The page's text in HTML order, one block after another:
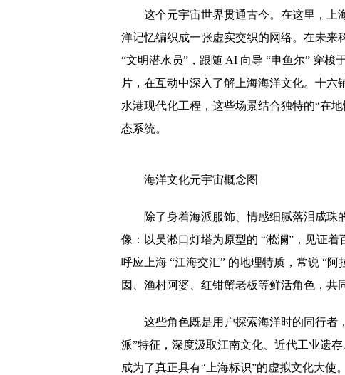
这个元宇宙世界贯通古今。在这里，
洋记忆编织成一张虚实交织的网络。在未来
“文明潜水员”，跟随 AI 向导 “申鱼尔” 穿
片，在互动中深入了解上海海洋文化。十
水港现代化工程，这些场景结合独特的“在
态系统。
海洋文化元宇宙概念图
除了身着海派服饰、情感细腻落泪成珠
像：以吴淞口灯塔为原型的 “淞澜”，见证着
呼应上海 “江海交汇” 的地理特质，常说 “
囡、渔村阿婆、红钳蟹老板等鲜活角色，共
这些角色既是用户探索海洋时的同行者
派”特征，深度汲取江南文化、近代工业遗
成为了真正具有“上海标识”的虚拟文化大